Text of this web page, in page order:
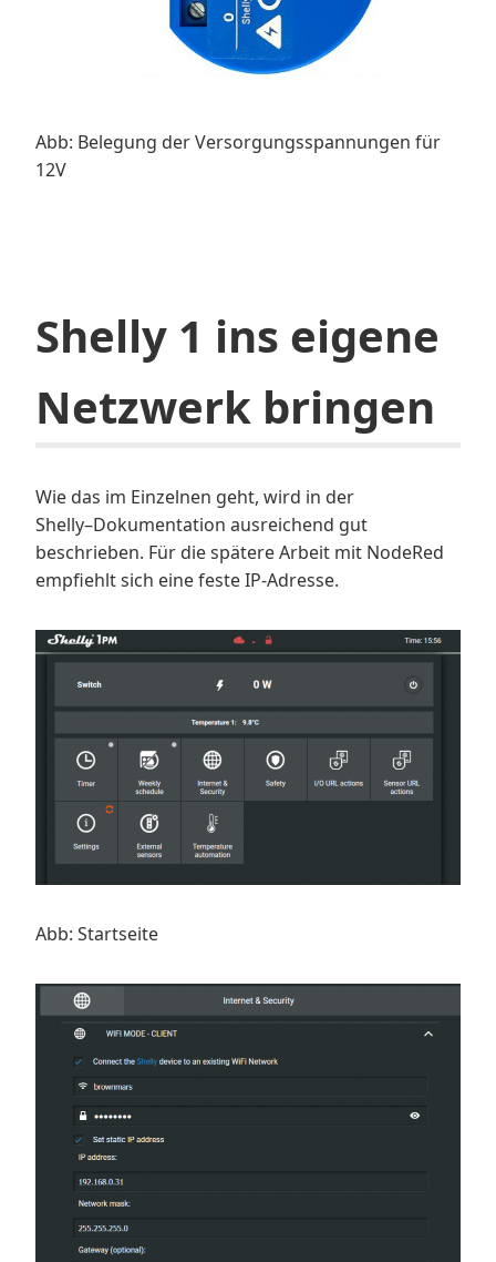
Abb: Belegung der Versorgungsspannungen für
12V
Shelly 1 ins eigene
Netzwerk bringen
Wie das im Einzelnen geht, wird in der
Shelly–Dokumentation ausreichend gut
beschrieben. Für die spätere Arbeit mit NodeRed
empfiehlt sich eine feste IP-Adresse.
Abb: Startseite